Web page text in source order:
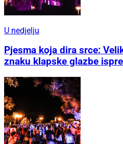
U nedjelju
Pjesma koja dira srce:
znaku klapske glazbe